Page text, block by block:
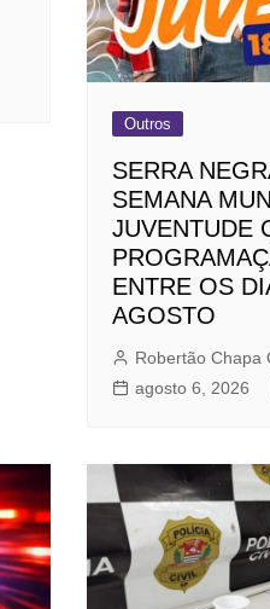
Outros
SERRA
SEMANA
JUVENTUDE
ENTRE OS
AGOSTO
Robertão Chapa
agosto 6, 2026